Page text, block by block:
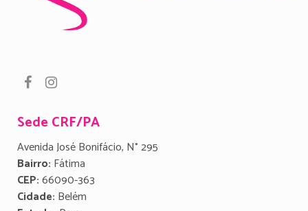
Sede CRF/PA
Avenida José Bonifácio, N° 295
Bairro: Fátima
CEP:66090-363
Cidade: Belém